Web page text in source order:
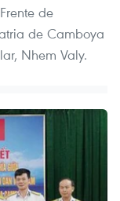
de
de Camboya
Nhem Valy.